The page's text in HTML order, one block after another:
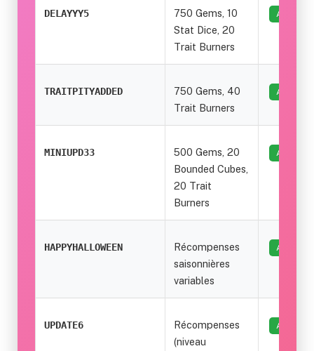
DELAYYY5
750 Gems, 10
Stat Dice, 20
Trait Burners
ACTIF
TRAITPITYADDED
750 Gems, 40
Trait Burners
ACTIF
MINIUPD33
500 Gems, 20
Bounded Cubes,
20 Trait
Burners
ACTIF
HAPPYHALLOWEEN
Récompenses
saisonnières
variables
ACTIF
UPDATE6
Récompenses
(niveau
ACTIF